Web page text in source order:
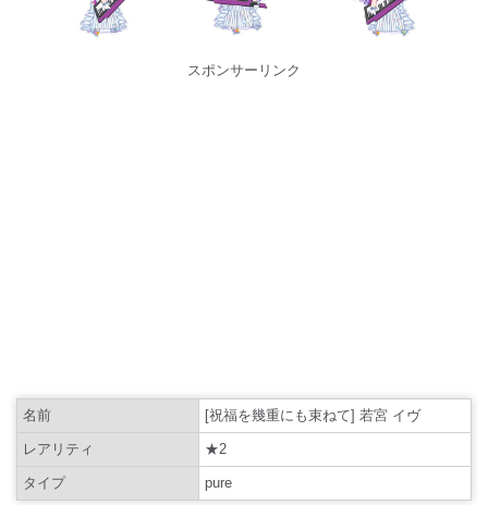
スポンサーリンク
名前 [祝福を幾重にも束ねて] 若宮 イヴ
レアリティ ★2
タイプ pure